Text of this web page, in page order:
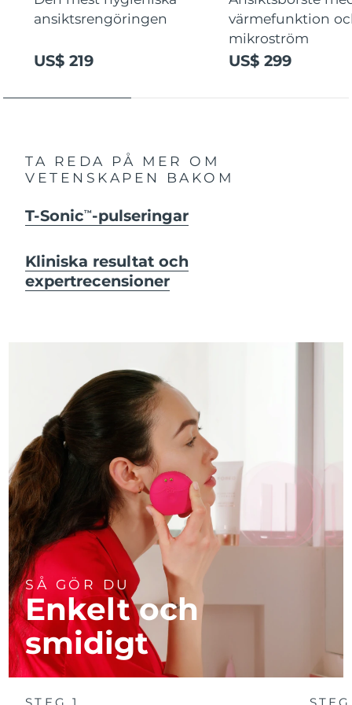
ansiktsrengöringen
US$ 219
värmefunktion
mikroström
US$ 299
TA REDA PÅ MER OM
VETENSKAPEN BAKOM
T-SonicTM -pulseringar
Kliniska resultat och
expertrecensioner
SÅ GÖR DU
Enkelt och
smidigt